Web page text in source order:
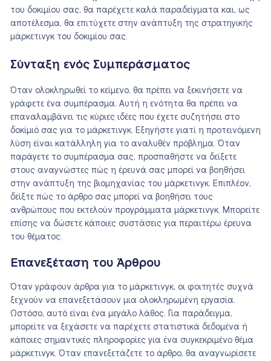
του δοκιμίου σας, θα παρέχετε καλά παραδείγματα και, ως
αποτέλεσμα, θα επιτύχετε στην ανάπτυξη της στρατηγικής
μάρκετινγκ του δοκιμίου σας.
Σύνταξη ενός Συμπεράσματος
Όταν ολοκληρωθεί το κείμενο, θα πρέπει να ξεκινήσετε να
γράφετε ένα συμπέρασμα. Αυτή η ενότητα θα πρέπει να
επαναλαμβάνει τις κύριες ιδέες που έχετε συζητήσει στο
δοκίμιό σας για το μάρκετινγκ. Εξηγήστε γιατί η προτεινόμενη
λύση είναι κατάλληλη για το αναλυθέν πρόβλημα. Όταν
παράγετε το συμπέρασμα σας, προσπαθήστε να δείξετε
στους αναγνώστες πώς η έρευνά σας μπορεί να βοηθήσει
στην ανάπτυξη της βιομηχανίας του μάρκετινγκ. Επιπλέον,
δείξτε πώς το άρθρο σας μπορεί να βοηθήσει τους
ανθρώπους που εκτελούν προγράμματα μάρκετινγκ. Μπορείτε
επίσης να δώσετε κάποιες συστάσεις για περαιτέρω έρευνα
του θέματος.
Επανεξέταση του Άρθρου
Όταν γράφουν άρθρα για το μάρκετινγκ, οι φοιτητές συχνά
ξεχνούν να επανεξετάσουν μια ολοκληρωμένη εργασία.
Ωστόσο, αυτό είναι ένα μεγάλο λάθος. Για παράδειγμα,
μπορείτε να ξεχάσετε να παρέχετε στατιστικά δεδομένα ή
κάποιες σημαντικές πληροφορίες για ένα συγκεκριμένο θέμα
μάρκετινγκ. Όταν επανεξετάζετε το άρθρο, θα αναγνωρίσετε